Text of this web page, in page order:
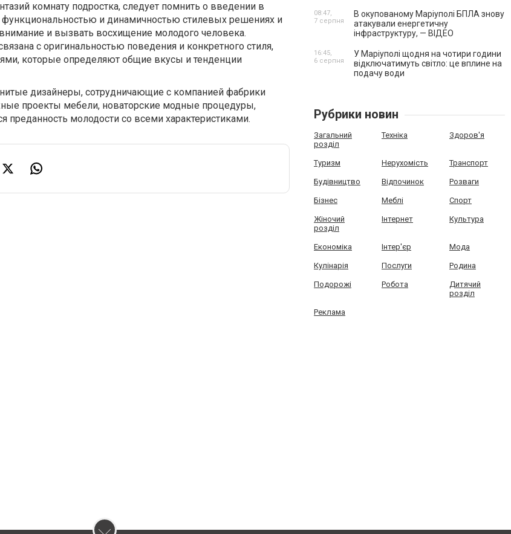
комнату подростка, следует помнить о введении в
и динамичностью стилевых решениях и
и вызвать восхищение молодого человека.
с оригинальностью поведения и конкретного стиля,
которые определяют общие вкусы и тенденции
дизайнеры, сотрудничающие с компанией фабрики
проекты мебели, новаторские модные процедуры,
преданность молодости со всеми характеристиками.
В окупованому Маріуполі БПЛА знову
атакували енергетичну
інфраструктуру, — ВІДЕО
08:47,
7 серпня
У Маріуполі щодня на чотири години
відключатимуть світло: це вплине на
подачу води
16:45,
6 серпня
Рубрики новин
Загальний
розділ
Техніка Здоров'я
Туризм Нерухомість Транспорт
Будівництво Відпочинок Розваги
Бізнес Меблі Спорт
Жіночий
розділ
Інтернет Культура
Економіка Інтер'єр Мода
Кулінарія Послуги Родина
Подорожі Робота
Дитячий
розділ
Реклама